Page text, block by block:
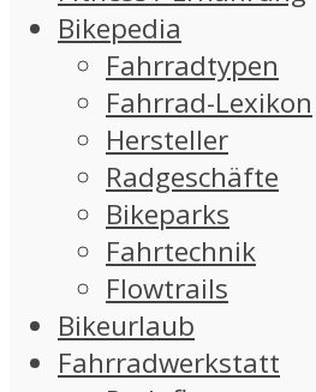
Bikepedia
Fahrradtypen
Fahrrad-Lexikon
Hersteller
Radgeschäfte
Bikeparks
Fahrtechnik
Flowtrails
Bikeurlaub
Fahrradwerkstatt